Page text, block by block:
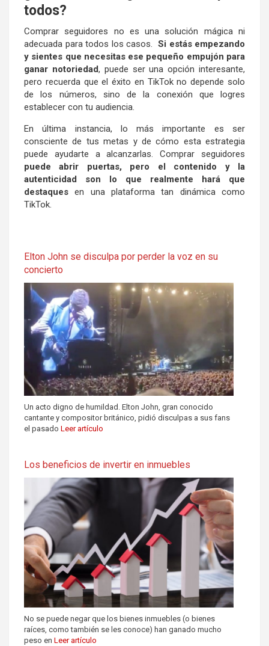
todos?
Comprar seguidores no es una solución mágica ni
adecuada para todos los casos. Si estás empezando
y sientes que necesitas ese pequeño empujón para
ganar notoriedad, puede ser una opción interesante,
pero recuerda que el éxito en TikTok no depende solo
de los números, sino de la conexión que logres
establecer con tu audiencia.
En última instancia, lo más importante es ser
consciente de tus metas y de cómo esta estrategia
puede ayudarte a alcanzarlas. Comprar seguidores
puede abrir puertas, pero el contenido y la
autenticidad son lo que realmente hará que
destaques en una plataforma tan dinámica como
TikTok.
Elton John se disculpa por perder la voz en su
concierto
Un acto digno de humildad. Elton John, gran conocido
cantante y compositor británico, pidió disculpas a sus fans
el pasado Leer artículo
Los beneficios de invertir en inmuebles
No se puede negar que los bienes inmuebles (o bienes
raíces, como también se les conoce) han ganado mucho
peso en Leer artículo